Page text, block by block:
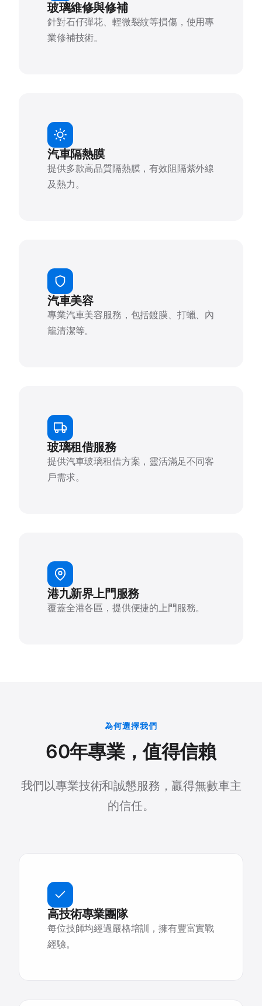
玻璃維修與修補
針對石仔彈花、輕微裂紋等損傷，使用專
業修補技術。
汽車隔熱膜
提供多款高品質隔熱膜，有效阻隔紫外線
及熱力。
汽車美容
專業汽車美容服務，包括鍍膜、打蠟、內
籠清潔等。
玻璃租借服務
提供汽車玻璃租借方案，靈活滿足不同客
戶需求。
港九新界上門服務
覆蓋全港各區，提供便捷的上門服務。
為何選擇我們
60年專業，值得信賴
我們以專業技術和誠懇服務，贏得無數車主
的信任。
高技術專業團隊
每位技師均經過嚴格培訓，擁有豐富實戰
經驗。